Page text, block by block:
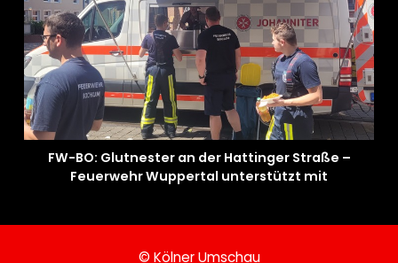
FW-BO: Glutnester an der Hattinger Straße –
Feuerwehr Wuppertal unterstützt mit
© Kölner Umschau